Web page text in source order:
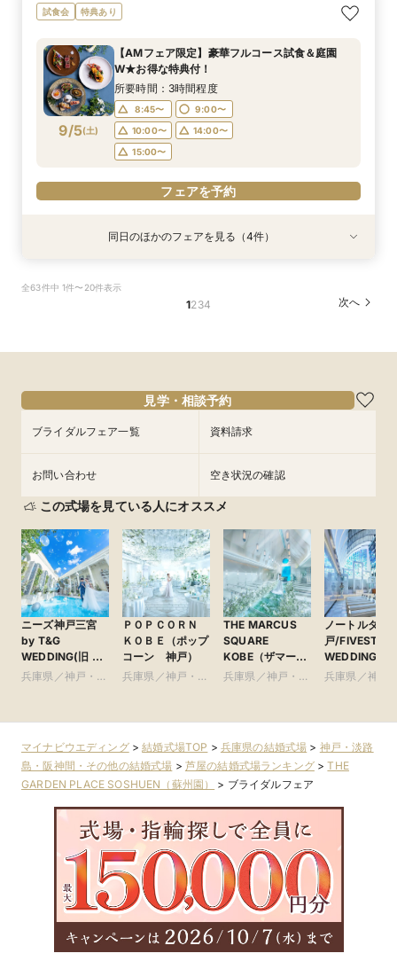
9/4(金)
≪はじめての見学☆≫90分でショート相談会
【特典付き♪】
12:00〜
13:00〜
14:00〜
15:00〜
16:00〜
フェアを予約
9/4(金)
〈平日限定♪〉＊1600坪の庭園美＆邸宅＊【全館
見学ツアー】
12:00〜
13:00〜
15:00〜
17:00〜
18:00〜
フェアを予約
試食会 特典あり
9/5(土)
【AMフェア限定】豪華フルコース試食＆庭園
W★お得な特典付！
所要時間：3時間程度
8:45〜
9:00〜
10:00〜
14:00〜
15:00〜
フェアを予約
9/5
ギュラー相談会
特典あり
9/5
食付きフェア！
9/5
挙式体感ツアー☆
9/5
会【特典付き♪】
同日のほかのフェアを見る（4件）
全63件中 1件〜20件表示
1234 次へ
見学・相談予約
ブライダルフェア一覧 資料請求
お問い合わせ 空き状況の確認
この式場を見ている人にオススメ
ニーズ神戸三宮
by T&G
WEDDING(旧 ベ
イサイド迎賓館
兵庫県／神戸・淡
ＰＯＰＣＯＲＮ
ＫＯＢＥ（ポップ
コーン 神戸）
兵庫県／神戸・淡
THE MARCUS
SQUARE
KOBE（ザマーカ
ススクエアコウ
兵庫県／神戸・淡
ノートルダム
戸/FIVESTAR
WEDDING
兵庫県／神戸
マイナビウエディング>結婚式場TOP > 兵庫県の結婚式場 > 神戸・淡路
島・阪神間・その他の結婚式場 > 芦屋の結婚式場ランキング>THE
GARDEN PLACE SOSHUEN（蘇州園）
> ブライダルフェア